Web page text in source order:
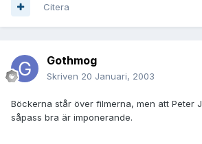
Citera
Gothmog
Skriven 20 Januari, 2003
Böckerna står över filmerna, men att Peter
såpass bra är imponerande.